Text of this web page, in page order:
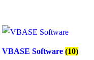
VBASE Software (10)